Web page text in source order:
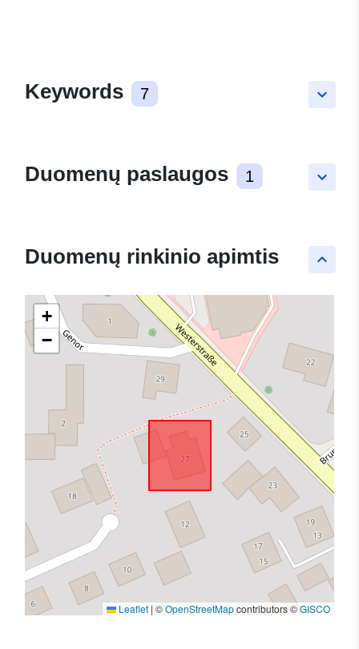
keyboard_arrow_down
Keywords 7
keyboard_arrow_down
Duomenų paslaugos 1
keyboard_arrow_up
Duomenų rinkinio apimtis
+
−
Leaflet | ©OpenStreetMapcontributors ©GISCO